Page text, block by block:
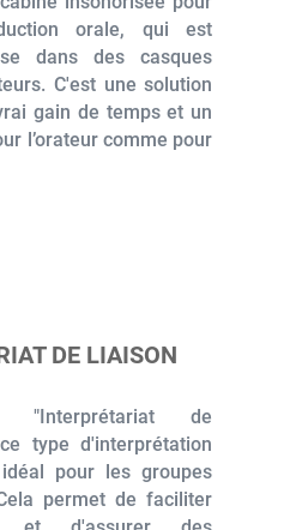
orale, qui est
dans des casques
C'est une solution
gain de temps et un
l’orateur comme pour
DE LIAISON
"Interprétariat de
type d'interprétation
pour les groupes
permet de faciliter